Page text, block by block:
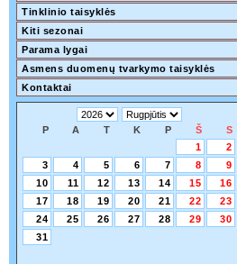
Tinklinio taisyklės
Kiti sezonai
Parama lygai
Asmens duomenų tvarkymo taisyklės
Kontaktai
P A T K P Š
S
1
2
3
4 5 6 7 8
9
10
11 12 13 14 15
16
17
18 19 20 21 22
23
24
25 26 27 28 29
30
31